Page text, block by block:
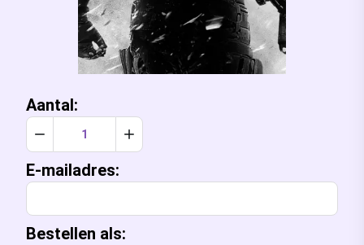
Aantal:
Verlaag aantal met 1Verhoog aantal met 1
E-mailadres:
Bestellen als: